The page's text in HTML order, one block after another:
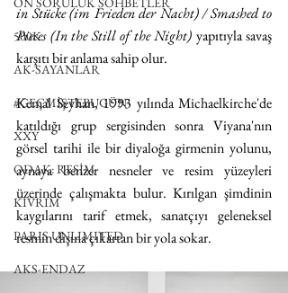
500K
AK-SAYANLAR
#GEÇMİŞTEBUGÜN
XXY
ODAK: RESİM
KIVRIM
PARIS UNLIMITED
AKS-ENDAZ
in Stücke (im Frieden der Nacht) / Smashed to
Pieces (In the Still of the Night) yapıtıyla savaş
karşıtı bir anlama sahip olur.
Kemal Seyhan, 1993 yılında Michaelkirche'de
katıldığı grup sergisinden sonra Viyana'nın
görsel tarihi ile bir diyaloğa girmenin yolunu,
aynaya benzer nesneler ve resim yüzeyleri
üzerinde çalışmakta bulur. Kırılgan şimdinin
kaygılarını tarif etmek, sanatçıyı geleneksel
resmin dışına çıkartan bir yola sokar.